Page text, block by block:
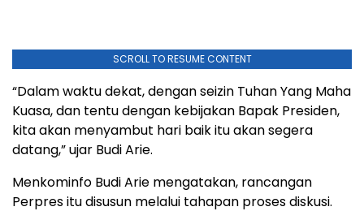
SCROLL TO RESUME CONTENT
“Dalam waktu dekat, dengan seizin Tuhan Yang Maha
Kuasa, dan tentu dengan kebijakan Bapak Presiden,
kita akan menyambut hari baik itu akan segera
datang,” ujar Budi Arie.
Menkominfo Budi Arie mengatakan, rancangan
Perpres itu disusun melalui tahapan proses diskusi.